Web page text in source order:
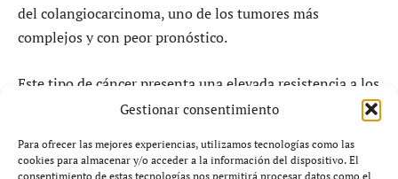
Gestionar consentimiento
Para ofrecer las mejores experiencias, utilizamos tecnologías como las
cookies para almacenar y/o acceder a la información del dispositivo. El
consentimiento de estas tecnologías nos permitirá procesar datos como el
del colangiocarcinoma, uno de los tumores más
complejos y con peor pronóstico.
Este tipo de cáncer presenta una elevada resistencia a los
tratamientos convencionales, lo que convierte cualquier